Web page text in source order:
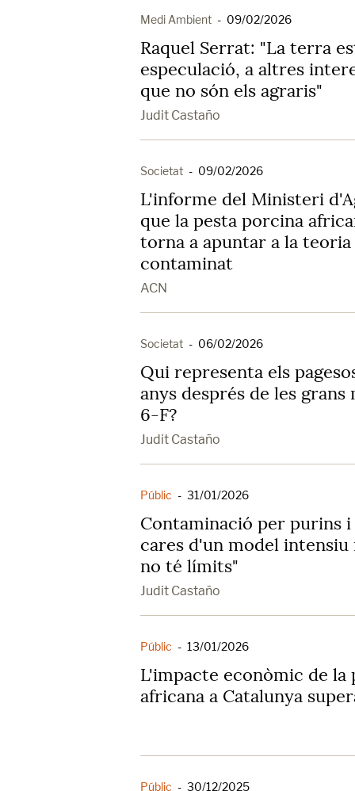
Medi Ambient - 09/02/2026
Raquel Serrat: "La terra
especulació, a altres
que no són els agraris"
Judit Castaño
Societat - 09/02/2026
L'informe del Ministeri
que la pesta porcina
torna a apuntar a la
contaminat
ACN
Societat - 06/02/2026
Qui representa els
anys després de les
6-F?
Judit Castaño
Públic - 31/01/2026
Contaminació per purins
cares d'un model
no té límits"
Judit Castaño
Públic - 13/01/2026
L'impacte econòmic de la
africana a Catalunya
Públic - 30/12/2025